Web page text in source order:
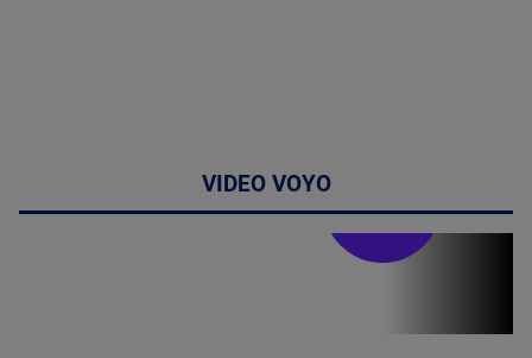
VIDEO VOYO